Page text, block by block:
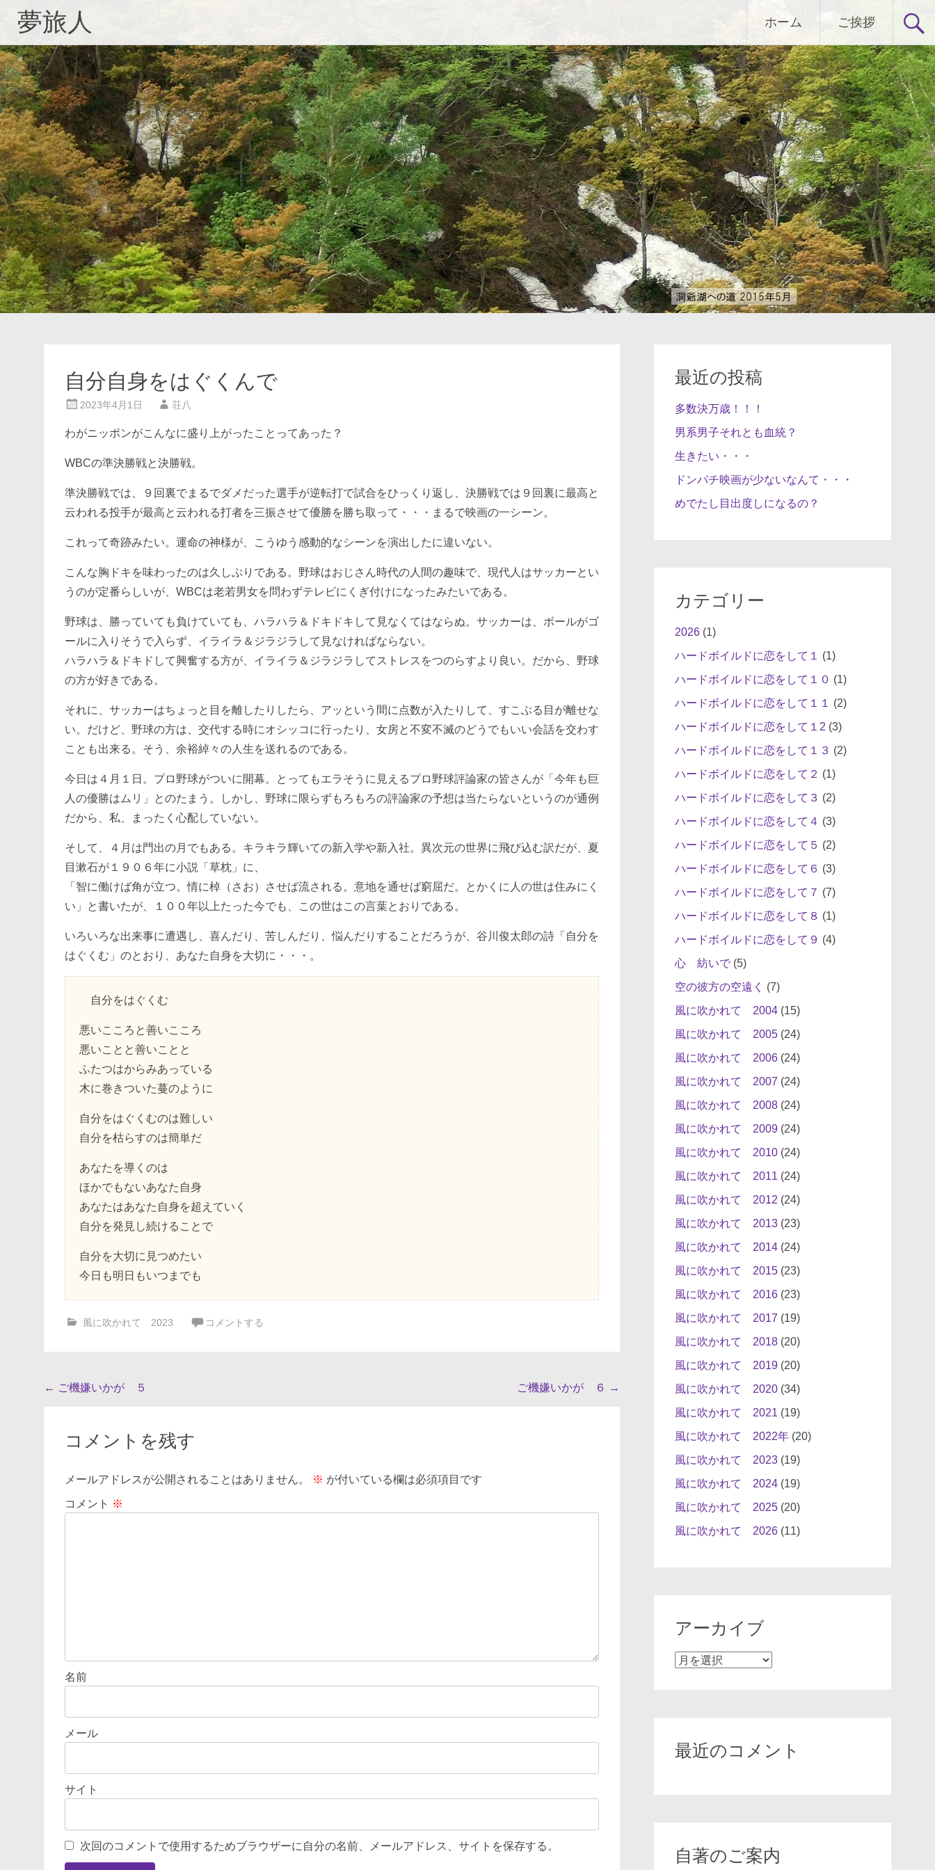
ン
ツ
へ
ス
キ
ッ
プ
夢旅人 ホーム ご挨拶
自分自身をはぐくんで
2023年4月1日 荘八
わがニッポンがこんなに盛り上がったことってあった？
WBCの準決勝戦と決勝戦。
準決勝戦では、９回裏でまるでダメだった選手が逆転打で試合をひっくり返し、決勝戦では９回裏に最高と
云われる投手が最高と云われる打者を三振させて優勝を勝ち取って・・・まるで映画の一シーン。
これって奇跡みたい。運命の神様が、こうゆう感動的なシーンを演出したに違いない。
こんな胸ドキを味わったのは久しぶりである。野球はおじさん時代の人間の趣味で、現代人はサッカーとい
うのが定番らしいが、WBCは老若男女を問わずテレビにくぎ付けになったみたいである。
野球は、勝っていても負けていても、ハラハラ＆ドキドキして見なくてはならぬ。サッカーは、ボールがゴ
ールに入りそうで入らず、イライラ＆ジラジラして見なければならない。
ハラハラ＆ドキドして興奮する方が、イライラ＆ジラジラしてストレスをつのらすより良い。だから、野球
の方が好きである。
それに、サッカーはちょっと目を離したりしたら、アッという間に点数が入たりして、すこぶる目が離せな
い。だけど、野球の方は、交代する時にオシッコに行ったり、女房と不変不滅のどうでもいい会話を交わす
ことも出来る。そう、余裕綽々の人生を送れるのである。
今日は４月１日。プロ野球がついに開幕。とってもエラそうに見えるプロ野球評論家の皆さんが「今年も巨
人の優勝はムリ」とのたまう。しかし、野球に限らずもろもろの評論家の予想は当たらないというのが通例
だから、私、まったく心配していない。
そして、４月は門出の月でもある。キラキラ輝いての新入学や新入社。異次元の世界に飛び込む訳だが、夏
目漱石が１９０６年に小説「草枕」に、
「智に働けば角が立つ。情に棹（さお）させば流される。意地を通せば窮屈だ。とかくに人の世は住みにく
い」と書いたが、１００年以上たった今でも、この世はこの言葉とおりである。
いろいろな出来事に遭遇し、喜んだり、苦しんだり、悩んだりすることだろうが、谷川俊太郎の詩「自分を
はぐくむ」のとおり、あなた自身を大切に・・・。
自分をはぐくむ
悪いこころと善いこころ
悪いことと善いことと
ふたつはからみあっている
木に巻きついた蔓のように
自分をはぐくむのは難しい
自分を枯らすのは簡単だ
あなたを導くのは
ほかでもないあなた自身
あなたはあなた自身を超えていく
自分を発見し続けることで
自分を大切に見つめたい
今日も明日もいつまでも
風に吹かれて 2023 コメントする
投
← ご機嫌いかが ５ ご機嫌いかが ６ →
コメントを残す
メールアドレスが公開されることはありません。 ※ が付いている欄は必須項目です
コメント ※
名前
メール
サイト
次回のコメントで使用するためブラウザーに自分の名前、メールアドレス、サイトを保存する。
最近の投稿
多数決万歳！！！
男系男子それとも血統？
生きたい・・・
ドンパチ映画が少ないなんて・・・
めでたし目出度しになるの？
カテゴリー
2026(1)
ハードボイルドに恋をして１
(1)
ハードボイルドに恋をして１０ (1)
ハードボイルドに恋をして１１
(2)
ハードボイルドに恋をして１2 (3)
ハードボイルドに恋をして１３ (2)
ハードボイルドに恋をして２ (1)
ハードボイルドに恋をして３ (2)
ハードボイルドに恋をして４ (3)
ハードボイルドに恋をして５ (2)
ハードボイルドに恋をして６ (3)
ハードボイルドに恋をして７ (7)
ハードボイルドに恋をして８ (1)
ハードボイルドに恋をして９ (4)
心 紡いで(5)
空の彼方の空遠く
(7)
風に吹かれて 2004(15)
風に吹かれて 2005(24)
風に吹かれて 2006(24)
風に吹かれて 2007 (24)
風に吹かれて 2008(24)
風に吹かれて 2009(24)
風に吹かれて 2010(24)
風に吹かれて 2011 (24)
風に吹かれて 2012 (24)
風に吹かれて 2013(23)
風に吹かれて 2014(24)
風に吹かれて 2015(23)
風に吹かれて 2016(23)
風に吹かれて 2017 (19)
風に吹かれて 2018(20)
風に吹かれて 2019(20)
風に吹かれて 2020(34)
風に吹かれて 2021 (19)
風に吹かれて 2022年(20)
風に吹かれて 2023(19)
風に吹かれて 2024(19)
風に吹かれて 2025(20)
風に吹かれて 2026(11)
アーカイブ
ア
最近のコメント
自著のご案内